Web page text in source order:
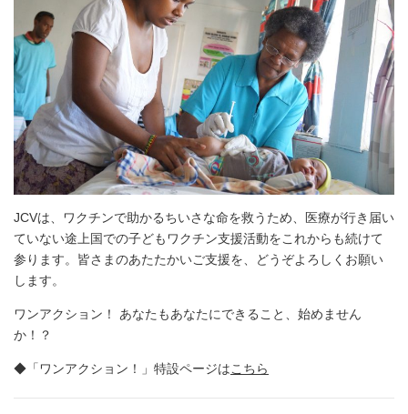
JCVは、ワクチンで助かるちいさな命を救うため、医療が行き届い
ていない途上国での子どもワクチン支援活動をこれからも続けて
参ります。皆さまのあたたかいご支援を、どうぞよろしくお願い
します。
ワンアクション！ あなたもあなたにできること、始めません
か！？
◆「ワンアクション！」特設ページはこちら